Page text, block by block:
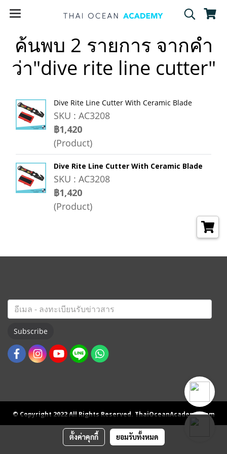
ค้นพบ 2 รายการ จากคำ
ว่า"dive rite line cutter"
Dive Rite Line Cutter With Ceramic Blade
SKU : AC3208
฿1,420
(Product)
Dive Rite Line Cutter With Ceramic Blade
SKU : AC3208
฿1,420
(Product)
Subscribe
© Copyright 2022 All Rights Reserved. ThaiOceanAcademy.com
ตั้งค่าคุกกี้ ยอมรับทั้งหมด